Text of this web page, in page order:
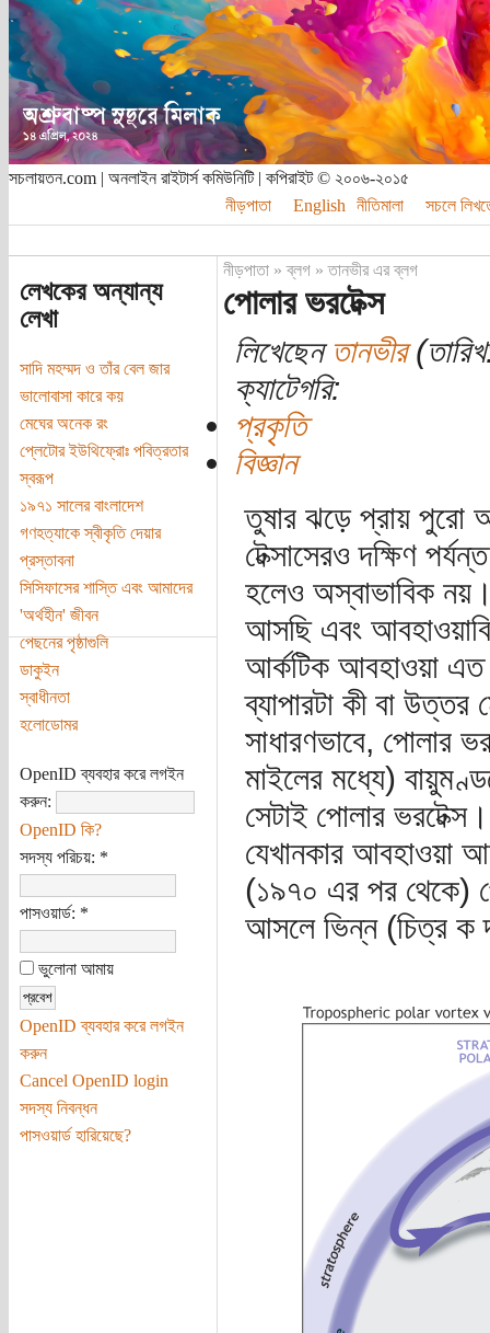
সচলায়তন.com | অনলাইন রাইটার্স কমিউনিটি | কপিরাইট © ২০০৬-২০১৫
নীড়পাতা
English নীতিমালা সচলে
লেখকের অন্যান্য
লেখা
সাদি মহম্মদ ও তাঁর বেল জার
ভালোবাসা কারে কয়
মেঘের অনেক রং
প্লেটোর ইউথিফ্রোঃ পবিত্রতার
স্বরূপ
১৯৭১ সালের বাংলাদেশ
গণহত্যাকে স্বীকৃতি দেয়ার
প্রস্তাবনা
সিসিফাসের শাস্তি এবং আমাদের
'অর্থহীন' জীবন
পেছনের পৃষ্ঠাগুলি
ডাকুইন
স্বাধীনতা
হলোডোমর
OpenID ব্যবহার করে লগইন
করুন:
OpenID কি?
সদস্য পরিচয়: *
পাসওয়ার্ড: *
ভুলোনা আমায়
OpenID ব্যবহার করে লগইন
করুন
Cancel OpenID login
সদস্য নিবন্ধন
পাসওয়ার্ড হারিয়েছে?
নীড়পাতা»ব্লগ»তানভীর এর ব্লগ
পোলার ভরটেক্স
লিখেছেনতানভীর
ক্যাটেগরি:
প্রকৃতি
বিজ্ঞান
তুষার ঝড়ে প্রায় পুরো
টেক্সাসেরও দক্ষিণ
হলেও অস্বাভাবিক
আসছি এবং
আর্কটিক আবহাওয়া এত
ব্যাপারটা কী বা
সাধারণভাবে, পোলার
মাইলের মধ্যে)
সেটাই পোলার
যেখানকার আবহাওয়া
(১৯৭০ এর পর থেকে)
আসলে ভিন্ন (চিত্র ক